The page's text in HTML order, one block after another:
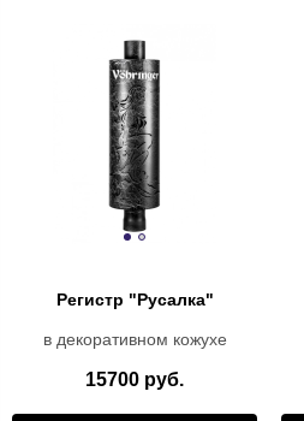
Регистр "Русалка"
в декоративном кожухе
15700 руб.